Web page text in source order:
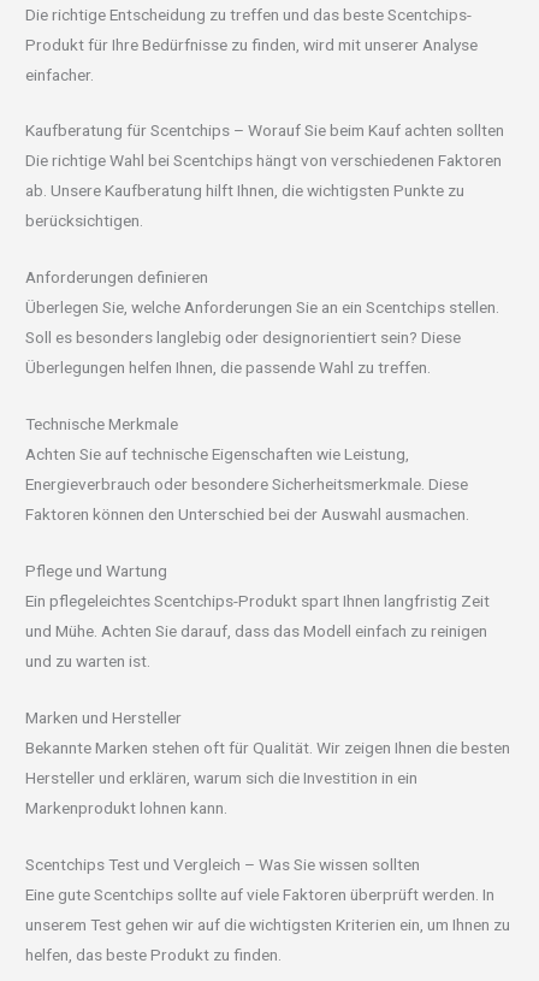
Die richtige Entscheidung zu treffen und das beste Scentchips-
Produkt für Ihre Bedürfnisse zu finden, wird mit unserer Analyse
einfacher.
Kaufberatung für Scentchips – Worauf Sie beim Kauf achten sollten
Die richtige Wahl bei Scentchips hängt von verschiedenen Faktoren
ab. Unsere Kaufberatung hilft Ihnen, die wichtigsten Punkte zu
berücksichtigen.
Anforderungen definieren
Überlegen Sie, welche Anforderungen Sie an ein Scentchips stellen.
Soll es besonders langlebig oder designorientiert sein? Diese
Überlegungen helfen Ihnen, die passende Wahl zu treffen.
Technische Merkmale
Achten Sie auf technische Eigenschaften wie Leistung,
Energieverbrauch oder besondere Sicherheitsmerkmale. Diese
Faktoren können den Unterschied bei der Auswahl ausmachen.
Pflege und Wartung
Ein pflegeleichtes Scentchips-Produkt spart Ihnen langfristig Zeit
und Mühe. Achten Sie darauf, dass das Modell einfach zu reinigen
und zu warten ist.
Marken und Hersteller
Bekannte Marken stehen oft für Qualität. Wir zeigen Ihnen die besten
Hersteller und erklären, warum sich die Investition in ein
Markenprodukt lohnen kann.
Scentchips Test und Vergleich – Was Sie wissen sollten
Eine gute Scentchips sollte auf viele Faktoren überprüft werden. In
unserem Test gehen wir auf die wichtigsten Kriterien ein, um Ihnen zu
helfen, das beste Produkt zu finden.